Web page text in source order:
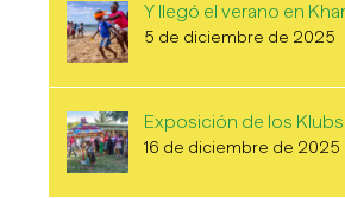
Y llegó el verano en
5 de diciembre de 2025
Exposición de los
16 de diciembre de 2025